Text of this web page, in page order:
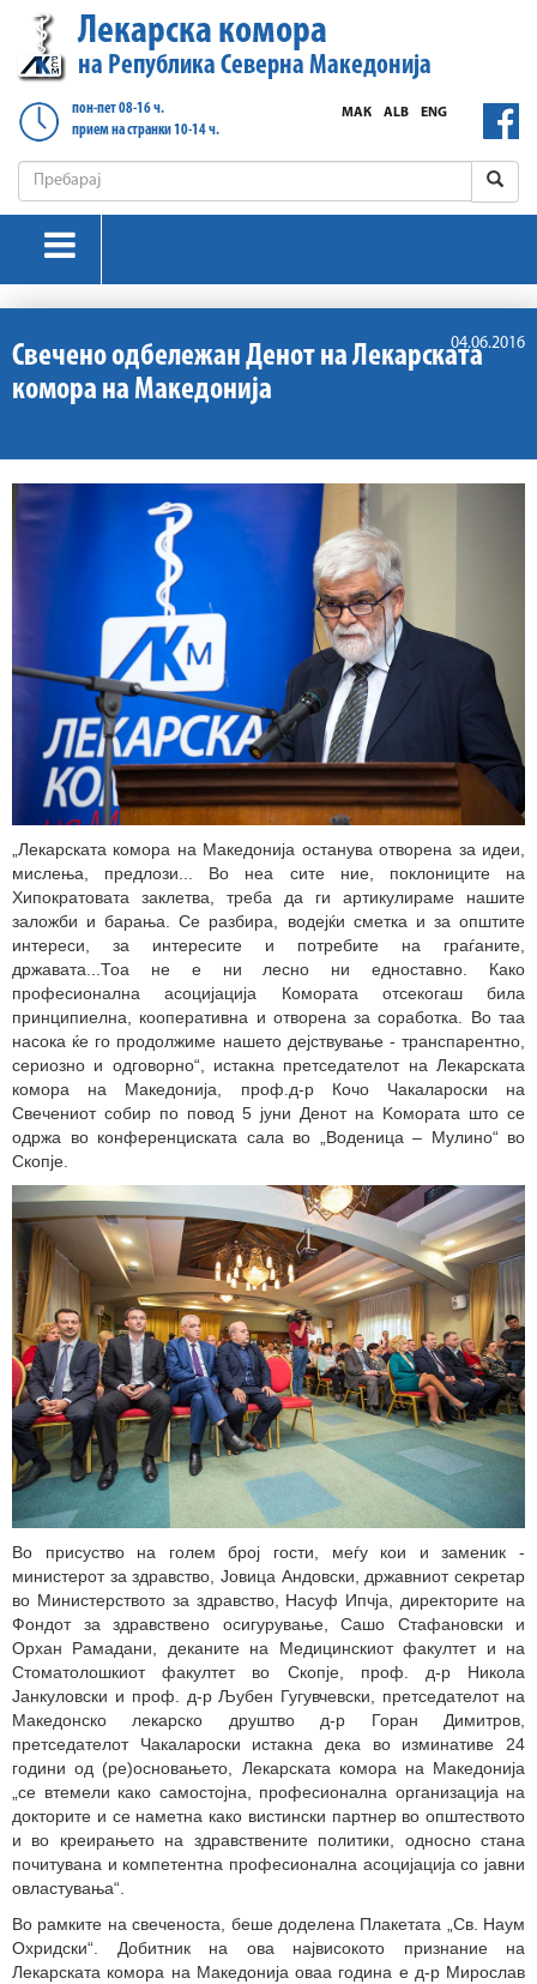
Лекарска комора
на Република Северна Македонија
пон-пет 08-16 ч.
прием на странки 10-14 ч.
ENG
ALB
МАК
04.06.2016
Свечено одбележан Денот на Лекарската
комора на Македонија
„Лекарската комора на Македонија останува отворена за идеи,
мислења, предлози... Во неа сите ние, поклониците на
Хипократовата заклетва, треба да ги артикулираме нашите
заложби и барања. Се разбира, водејќи сметка и за општите
интереси, за интересите и потребите на граѓаните,
државата...Тоа не е ни лесно ни едноставно. Како
професионална асоцијација Комората отсекогаш била
принципиелна, кооперативна и отворена за соработка. Во таа
насока ќе го продолжиме нашето дејствување - транспарентно,
сериозно и одговорно“, истакна претседателот на Лекарската
комора на Македонија, проф.д-р Кочо Чакалароски на
Свечениот собир по повод 5 јуни Денот на Kомората што се
одржа во конференциската сала во „Воденица – Мулино“ во
Скопје.
Во присуство на голем број гости, меѓу кои и заменик -
министерот за здравство, Јовица Андовски, државниот секретар
во Министерството за здравство, Насуф Ипчја, директорите на
Фондот за здравствено осигурување, Сашо Стафановски и
Орхан Рамадани, деканите на Медицинскиот факултет и на
Стоматолошкиот факултет во Скопје, проф. д-р Никола
Јанкуловски и проф. д-р Љубен Гугувчевски, претседателот на
Македонско лекарско друштво д-р Горан Димитров,
претседателот Чакалароски истакна дека во изминативе 24
години од (ре)основањето, Лекарската комора на Македонија
„се втемели како самостојна, професионална организација на
докторите и се наметна како вистински партнер во општеството
и во креирањето на здравствените политики, односно стана
почитувана и компетентна професионална асоцијација со јавни
овластувања“.
Во рамките на свеченоста, беше доделена Плакетата „Св. Наум
Охридски“. Добитник на ова највисокото признание на
Лекарската комора на Македонија оваа година е д-р Мирослав